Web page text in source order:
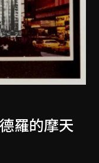
羅的摩天